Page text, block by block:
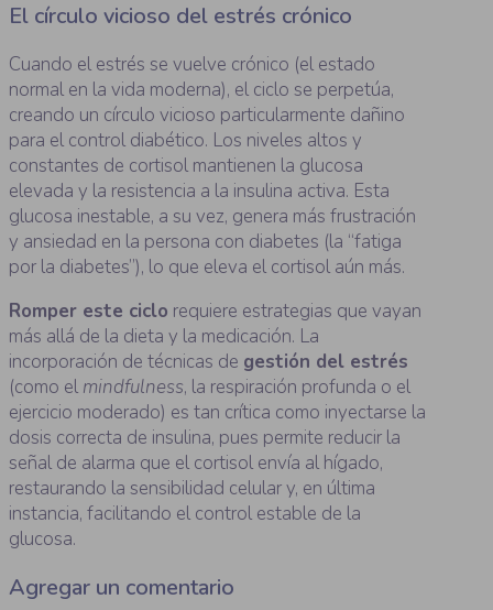
El círculo vicioso del estrés crónico
Cuando el estrés se vuelve crónico (el estado
normal en la vida moderna), el ciclo se perpetúa,
creando un círculo vicioso particularmente dañino
para el control diabético. Los niveles altos y
constantes de cortisol mantienen la glucosa
elevada y la resistencia a la insulina activa. Esta
glucosa inestable, a su vez, genera más frustración
y ansiedad en la persona con diabetes (la “fatiga
por la diabetes”), lo que eleva el cortisol aún más.
Romper este ciclo requiere estrategias que vayan
más allá de la dieta y la medicación. La
incorporación de técnicas de gestión del estrés
(como el mindfulness, la respiración profunda o el
ejercicio moderado) es tan crítica como inyectarse la
dosis correcta de insulina, pues permite reducir la
señal de alarma que el cortisol envía al hígado,
restaurando la sensibilidad celular y, en última
instancia, facilitando el control estable de la
glucosa.
Agregar un comentario